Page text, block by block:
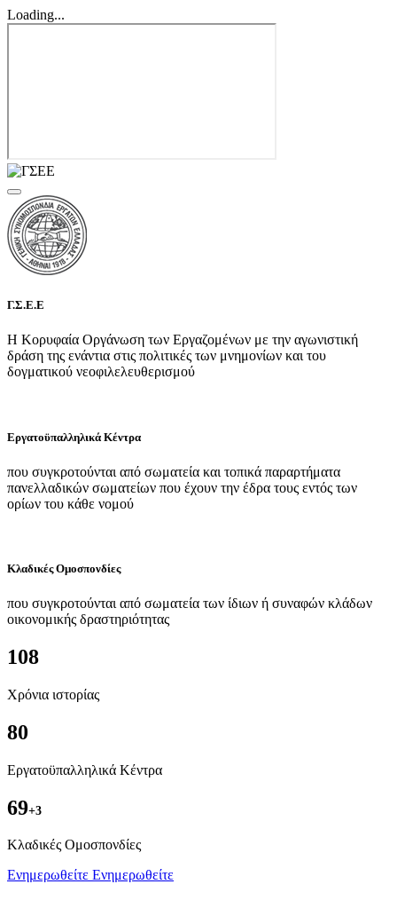
Loading...
Γ.Σ.Ε.Ε
Η Κορυφαία Οργάνωση των Εργαζομένων με την αγωνιστική
δράση της ενάντια στις πολιτικές των μνημονίων και του
δογματικού νεοφιλελευθερισμού
Εργατοϋπαλληλικά Κέντρα
που συγκροτούνται από σωματεία και τοπικά παραρτήματα
πανελλαδικών σωματείων που έχουν την έδρα τους εντός των
ορίων του κάθε νομού
Κλαδικές Ομοσπονδίες
που συγκροτούνται από σωματεία των ίδιων ή συναφών κλάδων
οικονομικής δραστηριότητας
108
Χρόνια ιστορίας
80
Εργατοϋπαλληλικά Κέντρα
69+3
Kλαδικές Ομοσπονδίες
Ενημερωθείτε Ενημερωθείτε